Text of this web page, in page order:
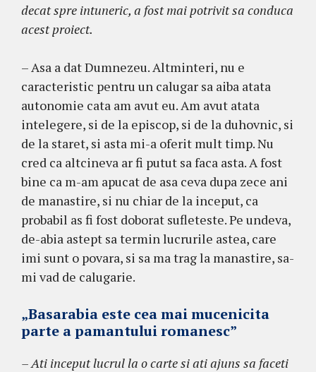
decat spre intuneric, a fost mai potrivit sa conduca
acest proiect.
– Asa a dat Dumnezeu. Altminteri, nu e
caracteristic pentru un calugar sa aiba atata
autonomie cata am avut eu. Am avut atata
intelegere, si de la episcop, si de la duhovnic, si
de la staret, si asta mi-a oferit mult timp. Nu
cred ca altcineva ar fi putut sa faca asta. A fost
bine ca m-am apucat de asa ceva dupa zece ani
de manastire, si nu chiar de la inceput, ca
probabil as fi fost doborat sufleteste. Pe undeva,
de-abia astept sa termin lucrurile astea, care
imi sunt o povara, si sa ma trag la manastire, sa-
mi vad de calugarie.
„Basarabia este cea mai mucenicita
parte a pamantului romanesc”
– Ati inceput lucrul la o carte si ati ajuns sa faceti